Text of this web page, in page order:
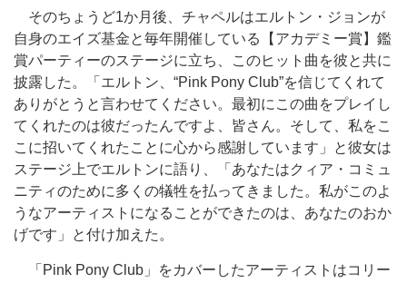
そのちょうど1か月後、チャペルはエルトン・ジョンが
自身のエイズ基金と毎年開催している【アカデミー賞】鑑
賞パーティーのステージに立ち、このヒット曲を彼と共に
披露した。「エルトン、“Pink Pony Club”を信じてくれて
ありがとうと言わせてください。最初にこの曲をプレイし
てくれたのは彼だったんですよ、皆さん。そして、私をこ
こに招いてくれたことに心から感謝しています」と彼女は
ステージ上でエルトンに語り、「あなたはクィア・コミュ
ニティのために多くの犠牲を払ってきました。私がこのよ
うなアーティストになることができたのは、あなたのおか
げです」と付け加えた。
「Pink Pony Club」をカバーしたアーティストはコリー